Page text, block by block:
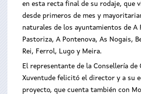
en esta recta final de su rodaje, que
desde primeros de mes y
naturales de los ayuntamientos de A
Pastoriza, A Pontenova, As Nogais,
Rei, Ferrol, Lugo y Meira.
El representante de la Consellería de
Xuventude felicitó el director y a su
proyecto, que cuenta también con